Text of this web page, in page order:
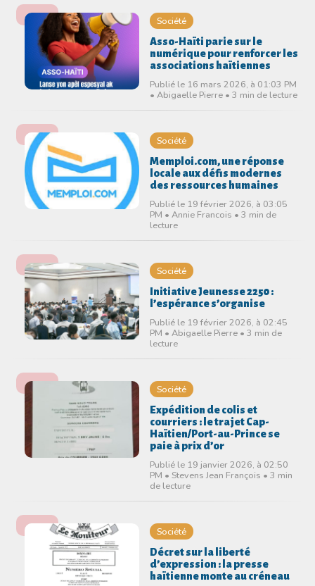
Société
Asso-Haïti parie sur le
numérique pour renforcer les
associations haïtiennes
Publié le 16 mars 2026, à 01:03 PM
• Abigaelle Pierre • 3 min de lecture
Société
Memploi.com, une réponse
locale aux défis modernes
des ressources humaines
Publié le 19 février 2026, à 03:05
PM • Annie Francois • 3 min de
lecture
Société
Initiative Jeunesse 2250 :
l’espérance s’organise
Publié le 19 février 2026, à 02:45
PM • Abigaelle Pierre • 3 min de
lecture
Société
Expédition de colis et
courriers : le trajet Cap-
Haïtien/Port-au-Prince se
paie à prix d’or
Publié le 19 janvier 2026, à 02:50
PM • Stevens Jean François • 3 min
de lecture
Société
Décret sur la liberté
d’expression : la presse
haïtienne monte au créneau